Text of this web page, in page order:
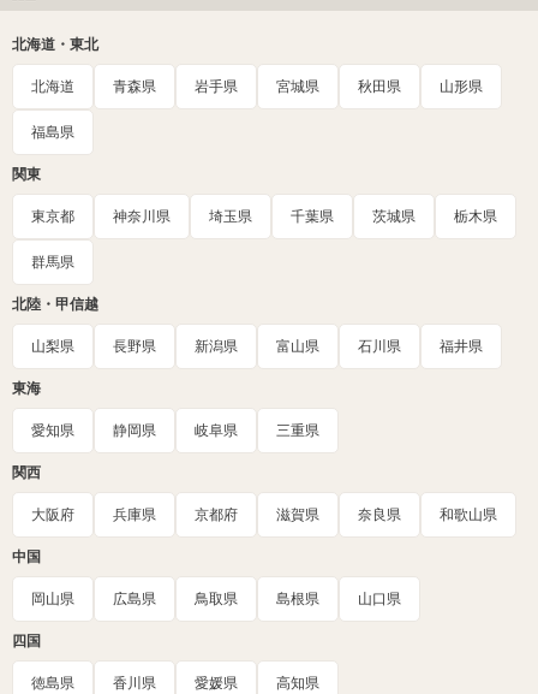
北海道・東北
北海道 青森県 岩手県 宮城県 秋田県 山形県
福島県
関東
東京都 神奈川県 埼玉県 千葉県 茨城県 栃木県
群馬県
北陸・甲信越
山梨県 長野県 新潟県 富山県 石川県 福井県
東海
愛知県 静岡県 岐阜県 三重県
関西
大阪府 兵庫県 京都府 滋賀県 奈良県 和歌山県
中国
岡山県 広島県 鳥取県 島根県 山口県
四国
徳島県 香川県 愛媛県 高知県